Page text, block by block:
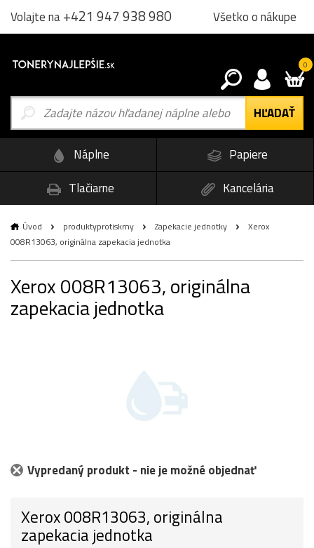
Volajte na+421 947 938 980 Všetko o nákupe
0
Náplne
Papiere
Tlačiarne
Kancelária
Úvod produktyprotiskrny Zapekacie jednotky
Xerox
008R13063, originálna zapekacia jednotka
Xerox 008R13063, originálna
zapekacia jednotka
Vypredaný produkt - nie je možné objednať
Xerox 008R13063, originálna
zapekacia jednotka